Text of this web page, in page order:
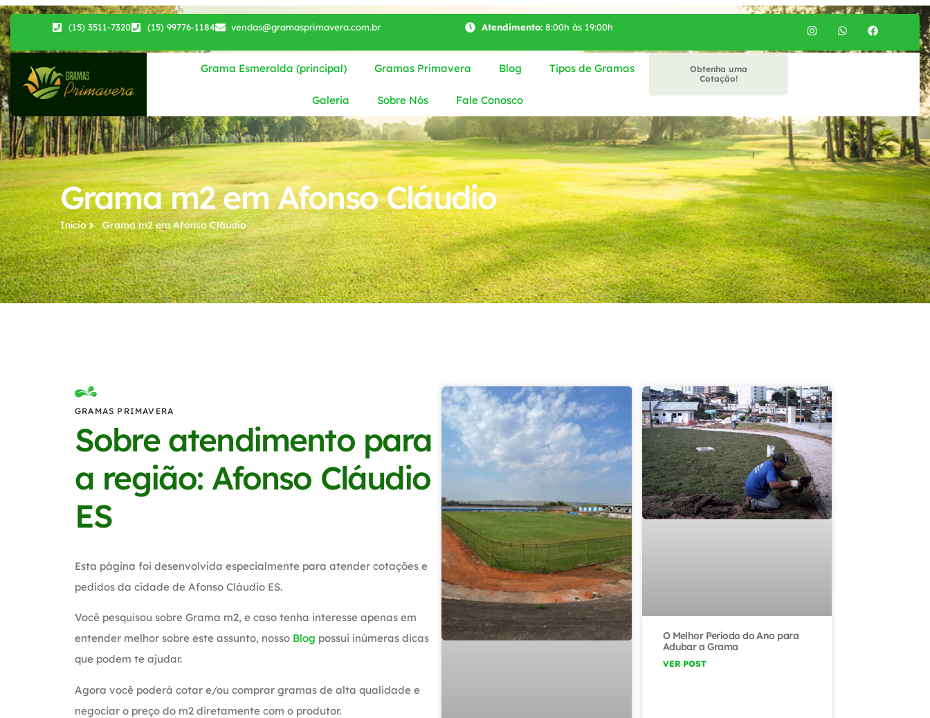
(15) 3511-7320 (15) 99776-1184 vendas@gramasprimavera.com.br Atendimento:8:00h às 19:00h
Grama Esmeralda (principal) Gramas Primavera Blog Tipos de Gramas
Galeria Sobre Nós Fale Conosco
Obtenha uma
Cotação!
Grama m2 em Afonso Cláudio
Início Grama m2​ em Afonso Cláudio
GRAMAS PRIMAVERA
Sobre atendimento para
a região: Afonso Cláudio
ES
Esta página foi desenvolvida especialmente para atender cotações e
pedidos da cidade de Afonso Cláudio ES.
Você pesquisou sobre Grama m2, e caso tenha interesse apenas em
entender melhor sobre este assunto, nosso Blog possui inúmeras dicas
que podem te ajudar.
Agora você poderá cotar e/ou comprar gramas de alta qualidade e
negociar o preço do m2 diretamente com o produtor.
O Melhor Período do Ano para
Adubar a Grama
VER POST